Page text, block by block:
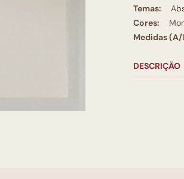
Temas:
Cores:
Medidas
DESCRIÇÃO